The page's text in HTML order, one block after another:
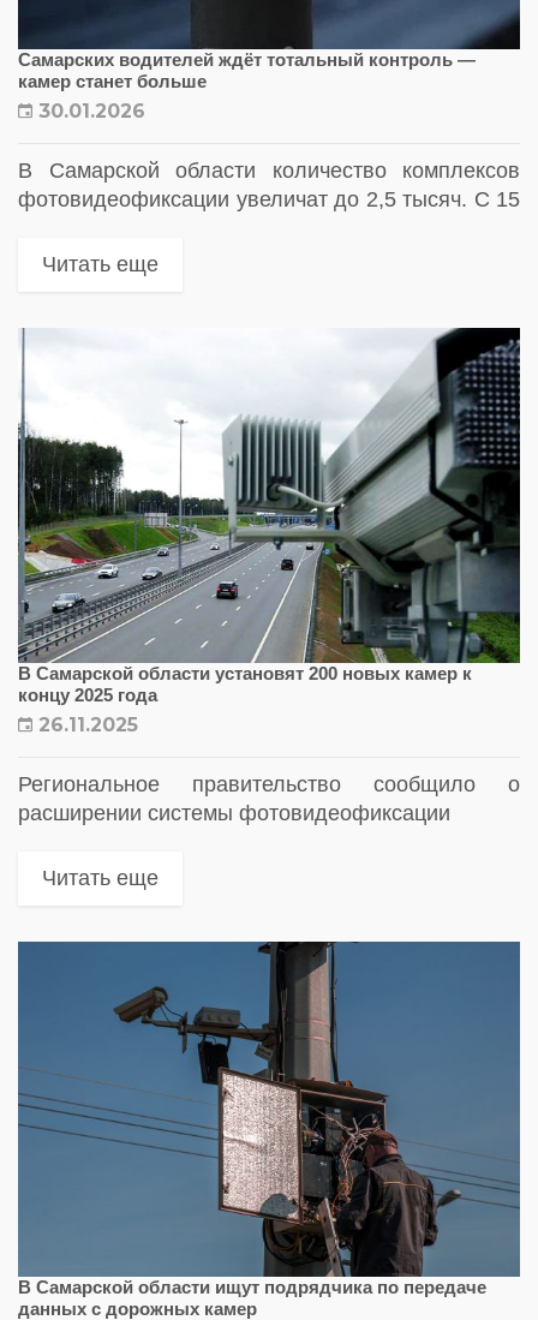
Самарских водителей ждёт тотальный контроль —
камер станет больше
30.01.2026
В Самарской области количество комплексов
фотовидеофиксации увеличат до 2,5 тысяч. С 15
круглосуточно, фиксируя нарушения ПДД без
Читать еще
В Самарской области установят 200 новых камер к
концу 2025 года
26.11.2025
Региональное правительство сообщило о
расширении системы фотовидеофиксации
Читать еще
В Самарской области ищут подрядчика по передаче
данных с дорожных камер